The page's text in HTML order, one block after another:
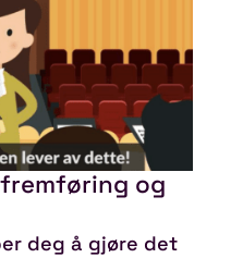
og
deg å gjøre det